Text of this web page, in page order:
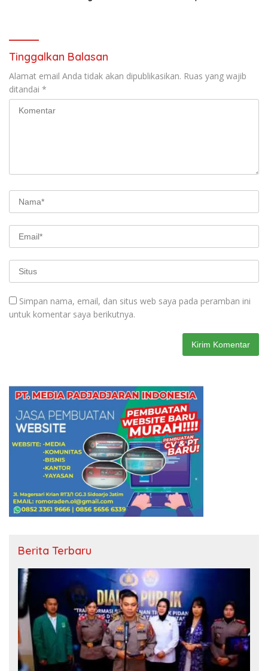
Tinggalkan Balasan
Alamat email Anda tidak akan dipublikasikan. Ruas yang wajib
ditandai *
Simpan nama, email, dan situs web saya pada peramban ini
untuk komentar saya berikutnya.
Berita Terbaru